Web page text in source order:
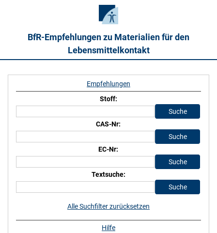
BfR-Empfehlungen zu Materialien für den
Lebensmittelkontakt
Empfehlungen
Stoff:
CAS-Nr:
EC-Nr:
Textsuche:
Alle Suchfilter zurücksetzen
Hilfe